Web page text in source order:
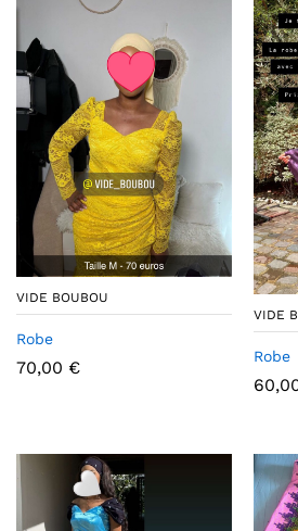
VIDE BOUBOU
Robe
70,00 €
VIDE
Robe